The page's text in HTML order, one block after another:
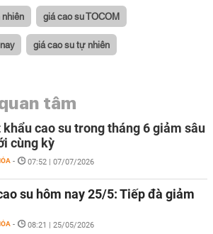
giá cao su TOCOM
giá cao su tự nhiên
tâm
khẩu cao su trong tháng 6 giảm sâu
cùng kỳ
- 07:52 | 07/07/2026
su hôm nay 25/5: Tiếp đà giảm
- 08:21 | 25/05/2026